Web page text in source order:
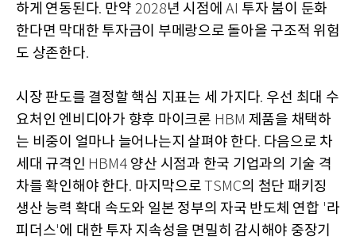
하게 연동된다. 만약 2028년 시점에 AI 투자 붐이 둔화
한다면 막대한 투자금이 부메랑으로 돌아올 구조적 위험
도 상존한다.
시장 판도를 결정할 핵심 지표는 세 가지다. 우선 최대 수
요처인 엔비디아가 향후 마이크론 HBM 제품을 채택하
는 비중이 얼마나 늘어나는지 살펴야 한다. 다음으로 차
세대 규격인 HBM4 양산 시점과 한국 기업과의 기술 격
차를 확인해야 한다. 마지막으로 TSMC의 첨단 패키징
생산 능력 확대 속도와 일본 정부의 자국 반도체 연합 '라
피더스'에 대한 투자 지속성을 면밀히 감시해야 중장기